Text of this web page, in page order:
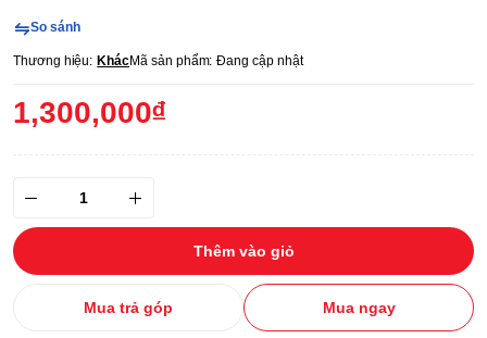
So sánh
Thương hiệu: KhácMã sản phẩm: Đang cập nhật
1,300,000₫
Thêm vào giỏ
Mua trả góp Mua ngay